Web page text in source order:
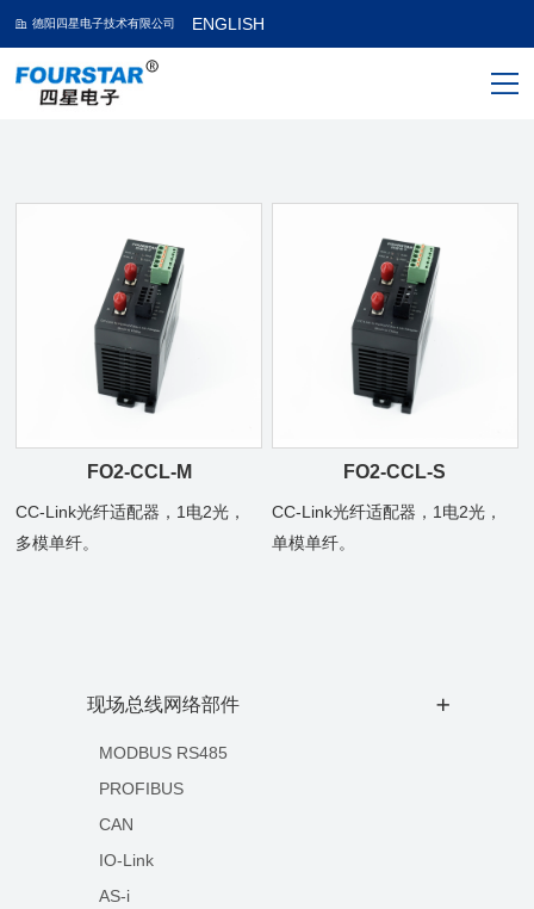
德阳四星电子技术有限公司 ENGLISH
现场总线网络部件 +
MODBUS RS485
PROFIBUS
CAN
IO-Link
AS-i
FO2-CCL-M
CC-Link光纤适配器，1电2光，
多模单纤。
FO2-CCL-S
CC-Link光纤适配器，1电2光，
单模单纤。